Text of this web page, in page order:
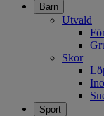
Barn
Utvald
Skor
Sport